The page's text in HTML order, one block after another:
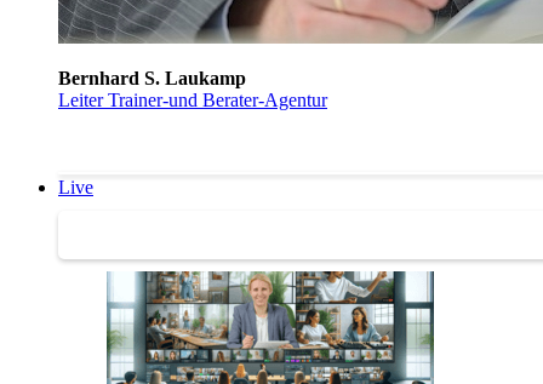
Bernhard S. Laukamp
Leiter Trainer-und Berater-Agentur
Live